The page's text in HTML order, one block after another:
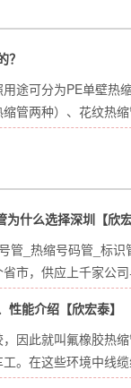
？
途可分为PE单壁热
管两种）、花纹热
什么选择深圳【欣宏
管_热缩号码管_标
市，供应上千家公
能介绍【欣宏泰】
因此就叫氟橡胶热
。在这些环境中线